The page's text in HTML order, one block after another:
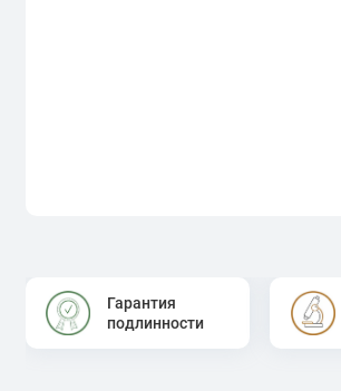
Гарантия
подлинности